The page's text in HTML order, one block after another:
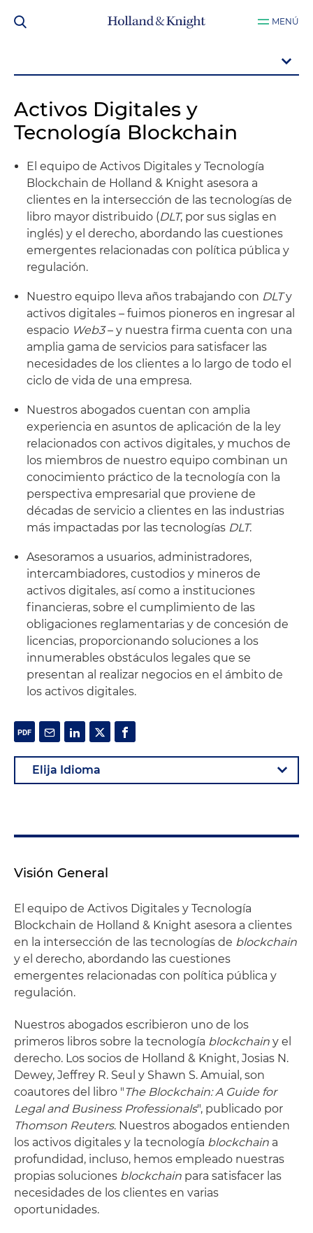
MENÚ
Activos Digitales y
Tecnología Blockchain
El equipo de Activos Digitales y Tecnología
Blockchain de Holland & Knight asesora a
clientes en la intersección de las tecnologías de
libro mayor distribuido (DLT, por sus siglas en
inglés) y el derecho, abordando las cuestiones
emergentes relacionadas con política pública y
regulación.
Nuestro equipo lleva años trabajando con DLTy
activos digitales – fuimos pioneros en ingresar al
espacio Web3– y nuestra firma cuenta con una
amplia gama de servicios para satisfacer las
necesidades de los clientes a lo largo de todo el
ciclo de vida de una empresa.
Nuestros abogados cuentan con amplia
experiencia en asuntos de aplicación de la ley
relacionados con activos digitales, y muchos de
los miembros de nuestro equipo combinan un
conocimiento práctico de la tecnología con la
perspectiva empresarial que proviene de
décadas de servicio a clientes en las industrias
más impactadas por las tecnologías DLT.
Asesoramos a usuarios, administradores,
intercambiadores, custodios y mineros de
activos digitales, así como a instituciones
financieras, sobre el cumplimiento de las
obligaciones reglamentarias y de concesión de
licencias, proporcionando soluciones a los
innumerables obstáculos legales que se
presentan al realizar negocios en el ámbito de
los activos digitales.
Visión General
El equipo de Activos Digitales y Tecnología
Blockchain de Holland & Knight asesora a clientes
en la intersección de las tecnologías de blockchain
y el derecho, abordando las cuestiones
emergentes relacionadas con política pública y
regulación.
Nuestros abogados escribieron uno de los
primeros libros sobre la tecnología blockchain y el
derecho. Los socios de Holland & Knight, Josias N.
Dewey, Jeffrey R. Seul y Shawn S. Amuial, son
coautores del libro "The Blockchain: A Guide for
Legal and Business Professionals", publicado por
Thomson Reuters. Nuestros abogados entienden
los activos digitales y la tecnología blockchain a
profundidad, incluso, hemos empleado nuestras
propias soluciones blockchain para satisfacer las
necesidades de los clientes en varias
oportunidades.